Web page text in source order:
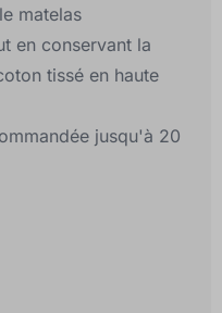
matelas
en conservant la
tissé en haute
jusqu'à 20